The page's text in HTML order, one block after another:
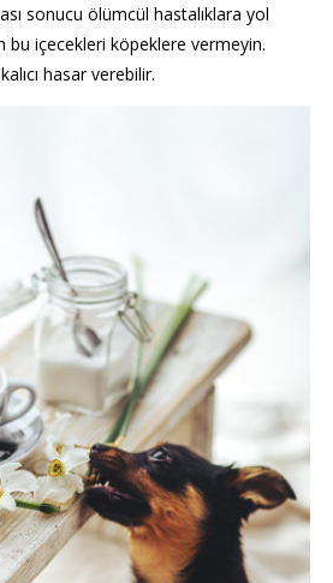
sonucu ölümcül hastalıklara yol
bu içecekleri köpeklere vermeyin.
hasar verebilir.